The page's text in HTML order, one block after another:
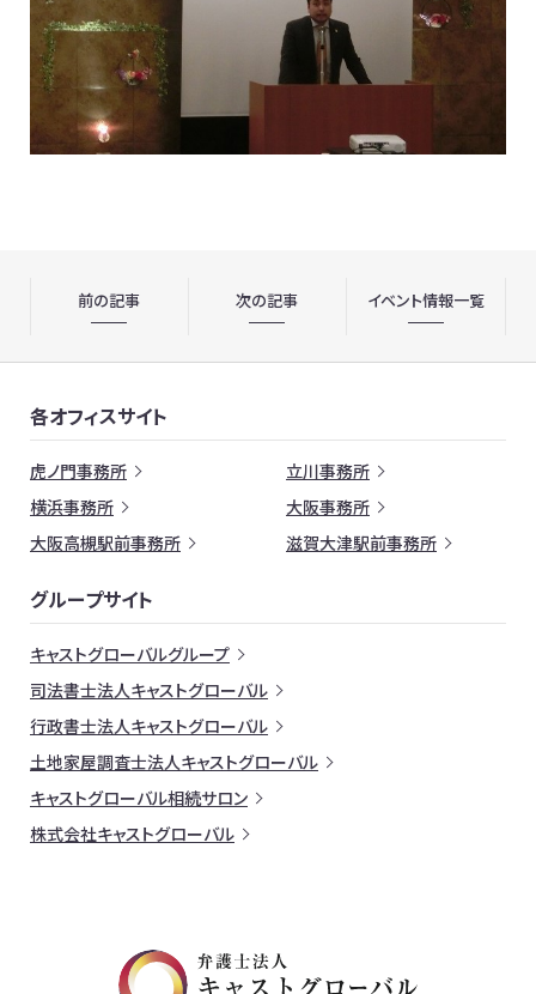
前の記事 次の記事 イベント情報一覧
各オフィスサイト
虎ノ門事務所
立川事務所
横浜事務所
大阪事務所
大阪高槻駅前事務所
滋賀大津駅前事務所
グループサイト
キャストグローバルグループ
司法書士法人キャストグローバル
行政書士法人キャストグローバル
土地家屋調査士法人キャストグローバル
キャストグローバル相続サロン
株式会社キャストグローバル